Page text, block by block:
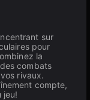
sur
pour
la
combats
rivaux.
compte,
jeu!